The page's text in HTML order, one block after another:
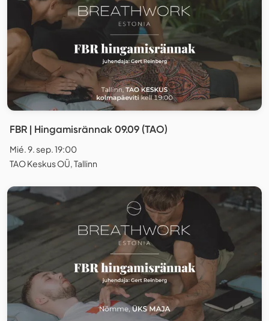
FBR | Hingamisrännak 09.09 (TAO)
Mié. 9. sep. 19:00
TAO Keskus OÜ, Tallinn